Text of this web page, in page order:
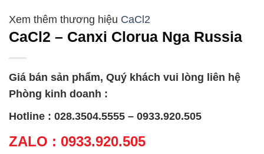
CaCl2
CaCl2 – Canxi Clorua Nga Russia
Giá bán sản phẩm, Quý khách vui lòng liên hệ
Phòng kinh doanh :
Hotline : 028.3504.5555 – 0933.920.505
ZALO : 0933.920.505